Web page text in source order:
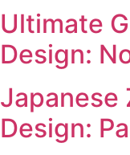
Ultimate
Design:
Japanese
Design: